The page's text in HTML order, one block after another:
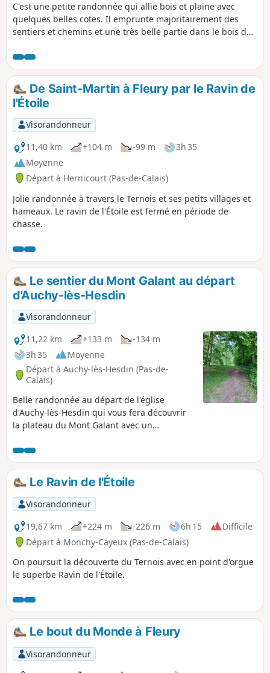
C'est une petite randonnée qui allie bois et plaine avec
quelques belles cotes. Il emprunte majoritairement des
sentiers et chemins et une très belle partie dans le bois de
de croiser quelques chevreuils.
De Saint-Martin à Fleury par le Ravin de
l'Étoile
Visorandonneur
11,40 km
+104 m -99 m
3h 35
Moyenne
Départ à Hernicourt (Pas-de-Calais)
Jolie randonnée à travers le Ternois et ses petits villages et
hameaux. Le ravin de l'Étoile est fermé en période de
chasse.
Le sentier du Mont Galant au départ
d'Auchy-lès-Hesdin
Visorandonneur
11,22 km
+133 m
-134 m
3h 35
Moyenne
Départ à Auchy-lès-Hesdin (Pas-de-
Calais)
Belle randonnée au départ de l'église
d'Auchy-lès-Hesdin qui vous fera découvrir
la plateau du Mont Galant avec un
bordure de la Forêt Domaniale d'Hesdin avec
une vue sur la Ferme du bois de Saint-Jean
une ancienne Commanderie de l'Ordre des
Hospitaliers. La seule difficulté est une côte
pour sortir du village d'Auchy.
Le Ravin de l'Étoile
Visorandonneur
19,67 km
+224 m -226 m 6h 15
Difficile
Départ à Monchy-Cayeux (Pas-de-Calais)
On poursuit la découverte du Ternois avec en point d'orgue
le superbe Ravin de l'Étoile.
Le bout du Monde à Fleury
Visorandonneur